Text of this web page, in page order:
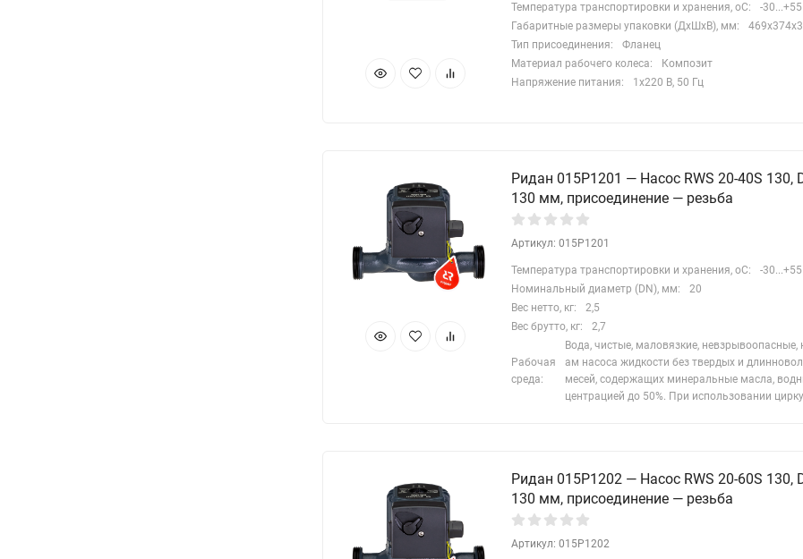
Температура транспортировки и хранения, oC:
-30...+55
Габаритные размеры упаковки (ДхШхВ), мм:
Тип присоединения:
Фланец
Материал рабочего колеса:
Композит
Напряжение питания:
1х220 В, 50 Гц
Ридан 015P1201 — Насос RWS 20-40S 130,
130 мм, присоединение — резьба
Артикул: 015P1201
Температура транспортировки и хранения, oC:
-30...+55
Номинальный диаметр (DN), мм:
20
Вес нетто, кг:
2,5
Вес брутто, кг:
2,7
Рабочая
среда:
Вода, чистые, маловязкие, невзрывоопасные,
ам насоса жидкости без твердых и
месей, содержащих минеральные масла,
центрацией до 50%. При использовании
Ридан 015P1202 — Насос RWS 20-60S 130,
130 мм, присоединение — резьба
Артикул: 015P1202